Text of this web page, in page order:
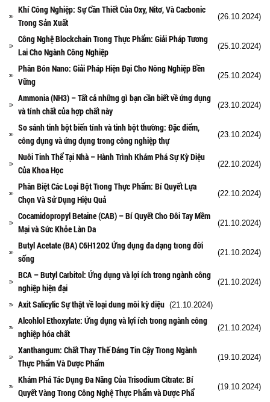
Khí Công Nghiệp: Sự Cần Thiết Của Oxy, Nitơ, Và Cacbonic
Trong Sản Xuất
(26.10.2024)
Công Nghệ Blockchain Trong Thực Phẩm: Giải Pháp Tương
Lai Cho Ngành Công Nghiệp
(25.10.2024)
Phân Bón Nano: Giải Pháp Hiện Đại Cho Nông Nghiệp Bền
Vững
(25.10.2024)
Ammonia (NH3) – Tất cả những gì bạn cần biết về ứng dụng
và tính chất của hợp chất này
(23.10.2024)
So sánh tinh bột biến tính và tinh bột thường: Đặc điểm,
công dụng và ứng dụng trong công nghiệp thự
(23.10.2024)
Nuôi Tinh Thể Tại Nhà – Hành Trình Khám Phá Sự Kỳ Diệu
Của Khoa Học
(22.10.2024)
Phân Biệt Các Loại Bột Trong Thực Phẩm: Bí Quyết Lựa
Chọn Và Sử Dụng Hiệu Quả
(22.10.2024)
Cocamidopropyl Betaine (CAB) – Bí Quyết Cho Đôi Tay Mềm
Mại và Sức Khỏe Làn Da
(21.10.2024)
Butyl Acetate (BA) C6H12O2 Ứng dụng đa dạng trong đời
sống
(21.10.2024)
BCA – Butyl Carbitol: Ứng dụng và lợi ích trong ngành công
nghiệp hiện đại
(21.10.2024)
Axit Salicylic Sự thật về loại dung môi kỳ diệu (21.10.2024)
Alcohlol Ethoxylate: Ứng dụng và lợi ích trong ngành công
nghiệp hóa chất
(21.10.2024)
Xanthangum: Chất Thay Thế Đáng Tin Cậy Trong Ngành
Thực Phẩm Và Dược Phẩm
(19.10.2024)
Khám Phá Tác Dụng Đa Năng Của Trisodium Citrate: Bí
Quyết Vàng Trong Công Nghệ Thực Phẩm và Dược Phẩ
(19.10.2024)